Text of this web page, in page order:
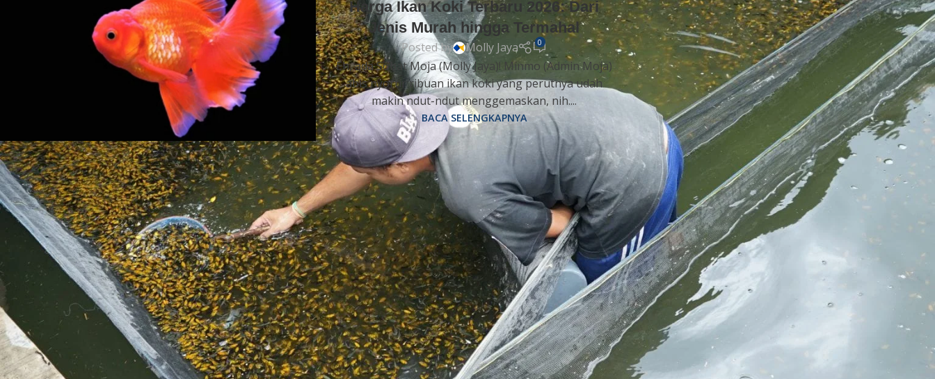
Harga Ikan Koki Terbaru 2026: Dari
Jenis Murah hingga Termahal
Posted by Molly Jaya 0
Eh, ada Sobat Moja (Molly Jaya)! Minmo (Admin Moja)
abis nyortir ribuan ikan koki yang perutnya udah
makin ndut-ndut menggemaskan, nih....
BACA SELENGKAPNYA
Molly
Channa
Koi
Koki
Guppy
Platy
Glofish
Danio
Manfish
Discuss
Palmas
Kura-kura
KATEGORI
Berita
Bisnis
Budidaya
Event
Informasi Lain